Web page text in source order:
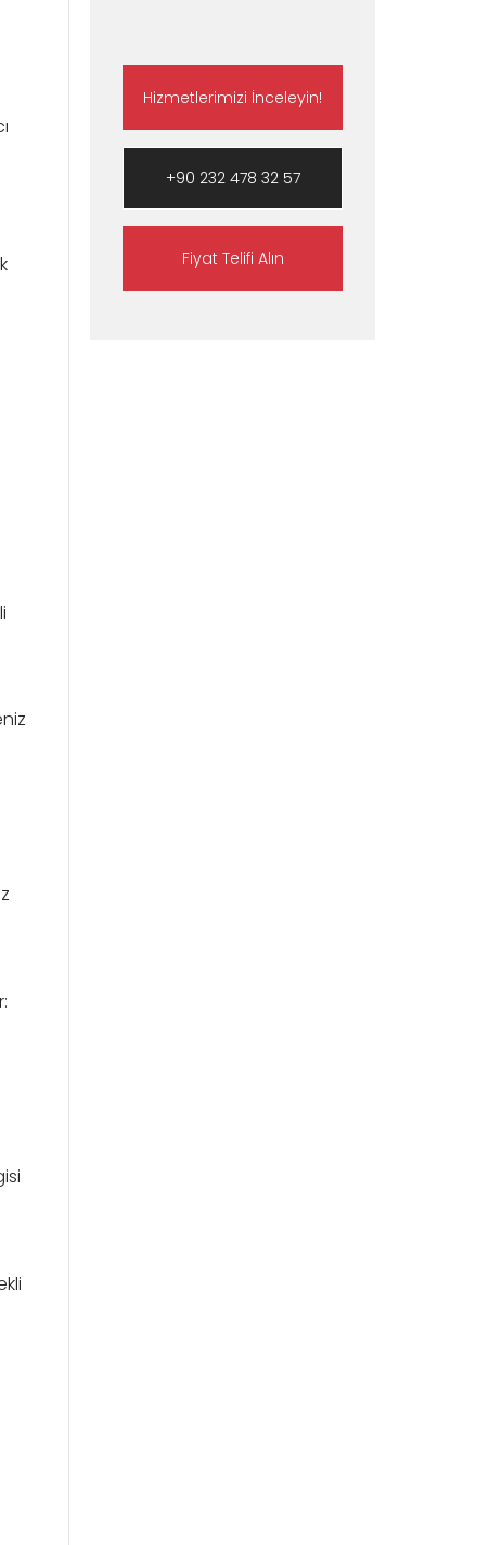
Hizmetlerimizi İnceleyin!
+90 232 478 32 57
Fiyat Telifi Alın